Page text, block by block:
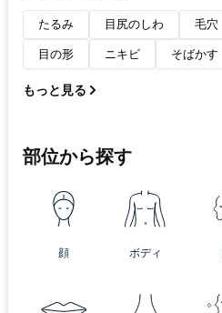
たるみ 目尻のしわ 毛穴
目の形 ニキビ そばかす
もっと見る
部位から探す
顔 ボディ